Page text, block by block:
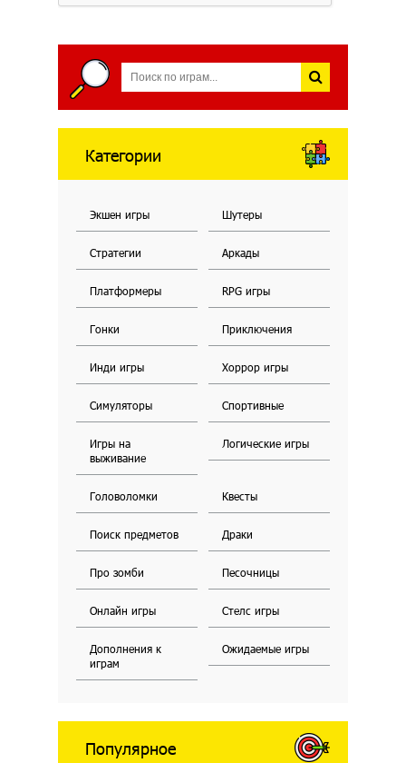
Категории
Экшен игры Шутеры
Стратегии Аркады
Платформеры RPG игры
Гонки Приключения
Инди игры Хоррор игры
Симуляторы Спортивные
Игры на
выживание
Логические игры
Головоломки Квесты
Поиск предметов Драки
Про зомби Песочницы
Онлайн игры Стелс игры
Дополнения к
играм
Ожидаемые игры
Популярное